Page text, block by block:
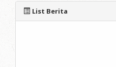
List Berita